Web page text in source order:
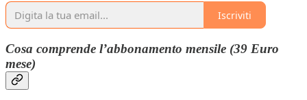
Iscriviti
Cosa comprende l’abbonamento mensile (39 Euro
mese)